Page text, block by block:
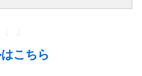
こちら